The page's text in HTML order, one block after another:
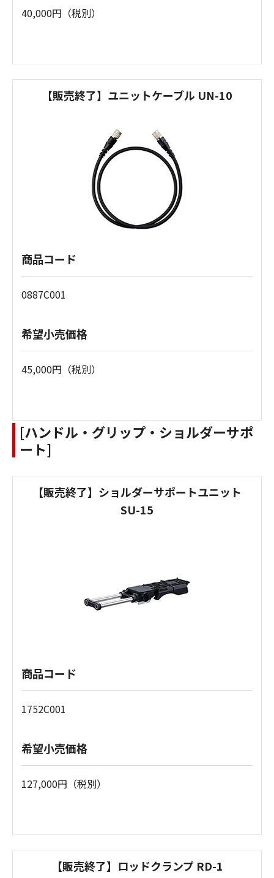
40,000円（税別）
【販売終了】ユニットケーブル UN-10
商品コード
0887C001
希望小売価格
45,000円（税別）
[ハンドル・グリップ・ショルダーサポ
ート]
【販売終了】ショルダーサポートユニット
SU-15
商品コード
1752C001
希望小売価格
127,000円（税別）
【販売終了】ロッドクランプ RD-1